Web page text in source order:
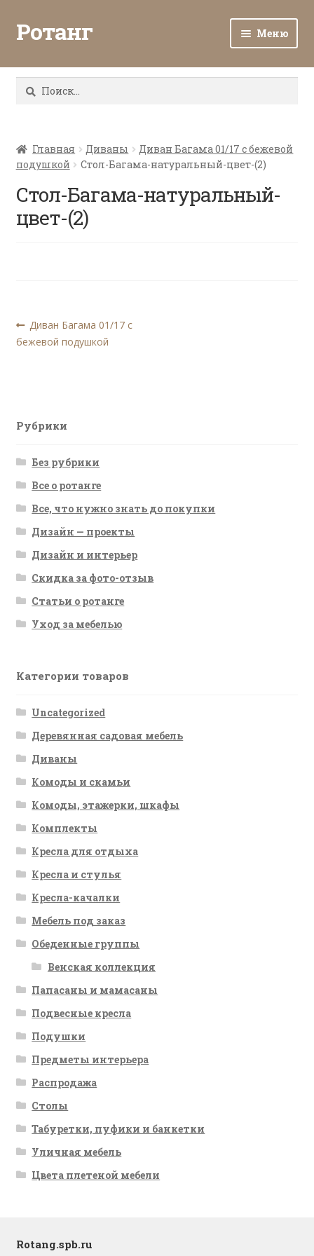
Ротанг Меню
Каталог
Все о ротанге
Ротанг оптом
Найти:
Главная Диваны
Диван Багама 01/17 с бежевой
подушкой
Стол-Багама-натуральный-цвет-(2)
Стол-Багама-натуральный-
цвет-(2)
Навигация
по
Предыдущая
запись:
Диван Багама 01/17 с
бежевой подушкой
Рубрики
Без рубрики
Все о ротанге
Все, что нужно знать до покупки
Дизайн — проекты
Дизайн и интерьер
Скидка за фото-отзыв
Статьи о ротанге
Уход за мебелью
Категории товаров
Uncategorized
Деревянная садовая мебель
Диваны
Комоды и скамьи
Комоды, этажерки, шкафы
Комплекты
Кресла для отдыха
Кресла и стулья
Кресла-качалки
Мебель под заказ
Обеденные группы
Венская коллекция
Папасаны и мамасаны
Подвесные кресла
Подушки
Предметы интерьера
Распродажа
Столы
Табуретки, пуфики и банкетки
Уличная мебель
Цвета плетеной мебели
Rotang.spb.ru